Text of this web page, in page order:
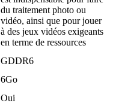
du traitement photo ou
vidéo, ainsi que pour jouer
à des jeux vidéos exigeants
en terme de ressources
GDDR6
6Go
Oui